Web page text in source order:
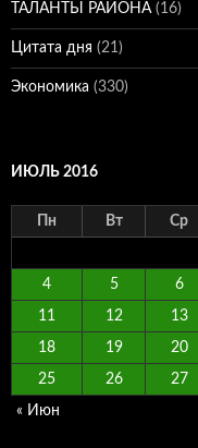
ТАЛАНТЫ РАЙОНА(16)
Цитата дня (21)
Экономика (330)
ИЮЛЬ 2016
Пн Вт Ср
4 5 6
11 12 13
18 19 20
25 26 27
« Июн